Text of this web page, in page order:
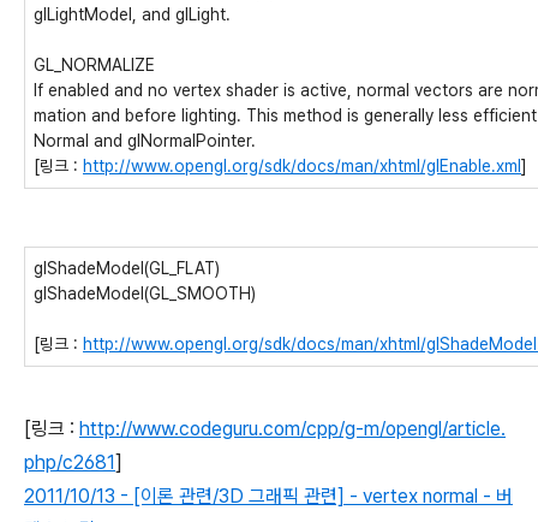
glLightModel, and glLight.
GL_NORMALIZE
If enabled and no vertex shader is active, normal vectors are
mation and before lighting. This method is generally less efficient
Normal and glNormalPointer.
[링크 : http://www.opengl.org/sdk/docs/man/xhtml/glEnable.xml ]
glShadeModel(GL_FLAT)
glShadeModel(GL_SMOOTH)
[링크 : http://www.opengl.org/sdk/docs/man/xhtml/
[링크 : http://www.codeguru.com/cpp/g-m/opengl/article.
php/c2681]
2011/10/13 - [이론 관련/3D 그래픽 관련] - vertex normal - 버